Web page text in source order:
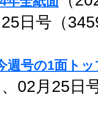
25日号（
週号の1面トッ
02月25日